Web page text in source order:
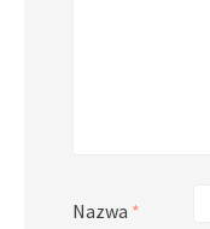
Nazwa *